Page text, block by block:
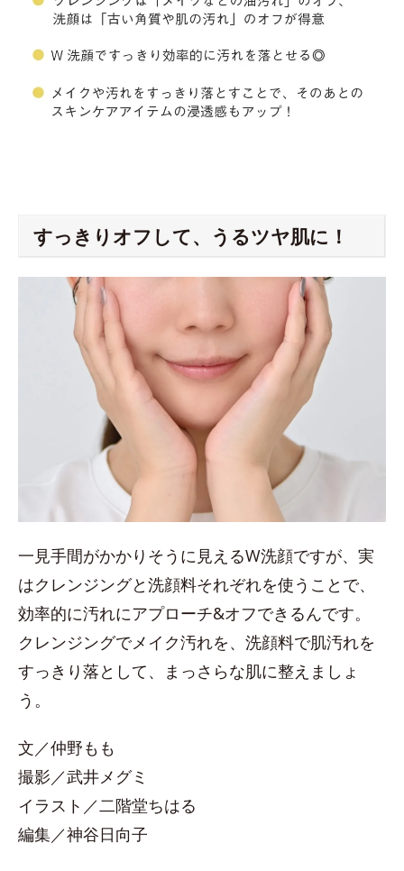
すっきりオフして、うるツヤ肌に！
一見手間がかかりそうに見えるW洗顔ですが、実
はクレンジングと洗顔料それぞれを使うことで、
効率的に汚れにアプローチ&オフできるんです。
クレンジングでメイク汚れを、洗顔料で肌汚れを
すっきり落として、まっさらな肌に整えましょ
う。
文／仲野もも
撮影／武井メグミ
イラスト／二階堂ちはる
編集／神谷日向子